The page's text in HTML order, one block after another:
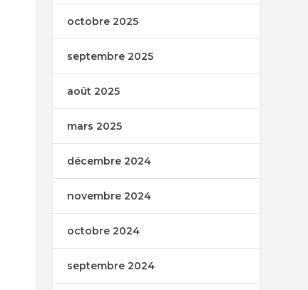
octobre 2025
septembre 2025
août 2025
mars 2025
décembre 2024
novembre 2024
octobre 2024
septembre 2024